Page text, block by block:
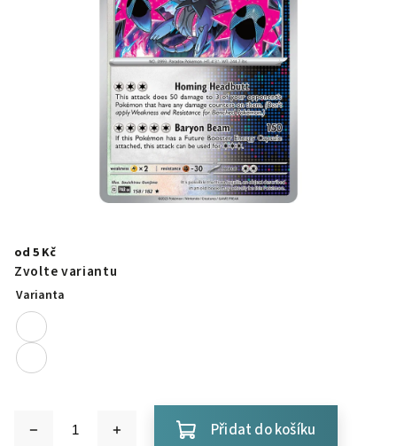
od 5 Kč
Zvolte variantu
Varianta
Přidat do košíku